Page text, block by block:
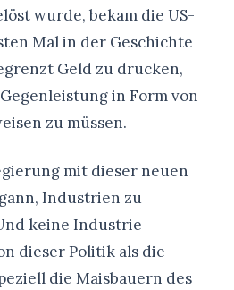
wurde, bekam die US-
Mal in der Geschichte
Geld zu drucken,
in Form von
zu müssen.
mit dieser neuen
Industrien zu
keine Industrie
dieser Politik als die
die Maisbauern des